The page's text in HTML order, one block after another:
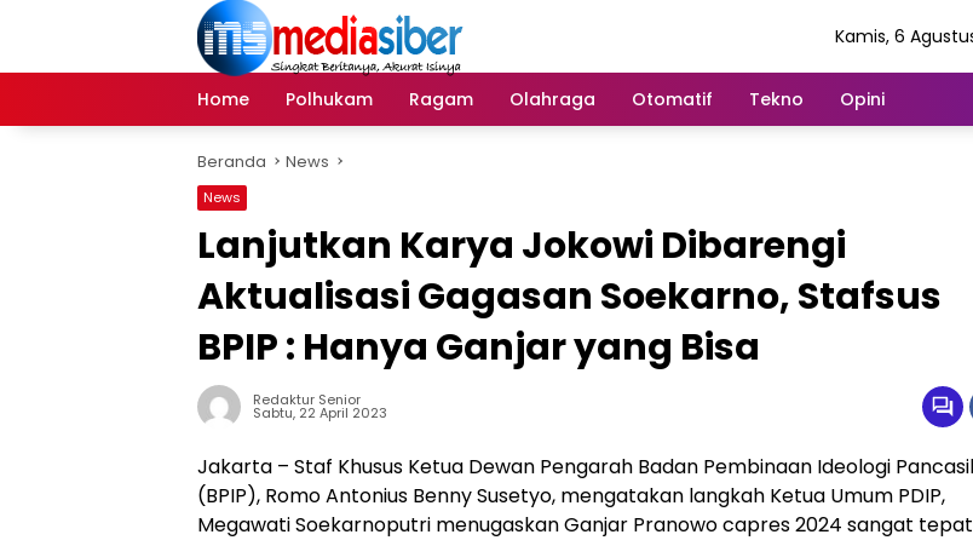
Kamis, 6
Home Polhukam Ragam Olahraga Otomatif Tekno Opini
Beranda News
News
Lanjutkan Karya Jokowi Dibarengi
Aktualisasi Gagasan Soekarno, Stafsus
BPIP : Hanya Ganjar yang Bisa
Redaktur Senior
Sabtu, 22 April 2023
Jakarta – Staf Khusus Ketua Dewan Pengarah Badan Pembinaan Ideologi
(BPIP), Romo Antonius Benny Susetyo, mengatakan langkah Ketua Umum PDIP,
Megawati Soekarnoputri menugaskan Ganjar Pranowo capres 2024 sangat